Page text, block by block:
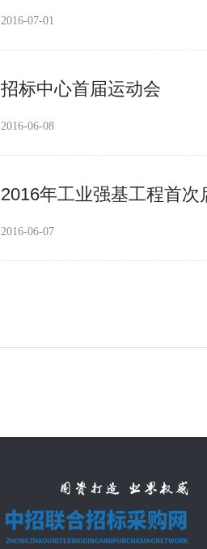
2016-07-01
招标中心首届运动会
2016-06-08
2016年工业强基工程首次
2016-06-07